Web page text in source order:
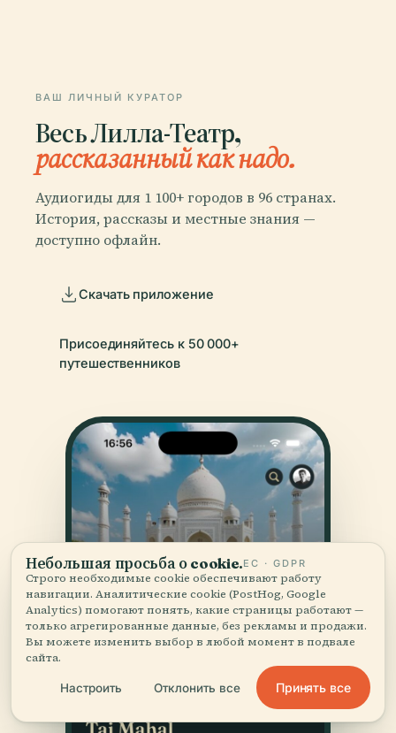
ВАШ ЛИЧНЫЙ КУРАТОР
Весь Лилла-Театр,
рассказанный как надо.
Аудиогиды для 1 100+ городов в 96 странах.
История, рассказы и местные знания —
доступно офлайн.
Скачать приложение
Присоединяйтесь к 50 000+
путешественников
Небольшая просьба о cookie.ЕС · GDPR
Строго необходимые cookie обеспечивают работу
навигации. Аналитические cookie (PostHog, Google
Analytics) помогают понять, какие страницы работают —
только агрегированные данные, без рекламы и продажи.
Вы можете изменить выбор в любой момент в подвале
сайта.
Настроить Отклонить все Принять все